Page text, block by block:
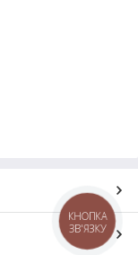
КНОПКА
ЗВ'ЯЗКУ